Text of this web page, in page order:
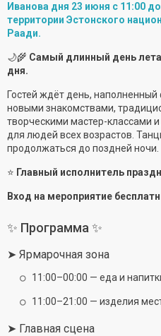
Иванова дня 23 июня с 11:00
территории Эстонского
Раади.
🌙🌾 Самый длинный день
дня.
Гостей ждёт день,
новыми знакомствами,
творческими мастер-классами
для людей всех возрастов.
продолжаться до поздней ночи.
⭐ Главный исполнитель
Вход на мероприятие
✨ Программа ✨
➤ Ярмарочная зона
11:00–00:00 — еда и
11:00–21:00 — изделия
➤ Главная сцена